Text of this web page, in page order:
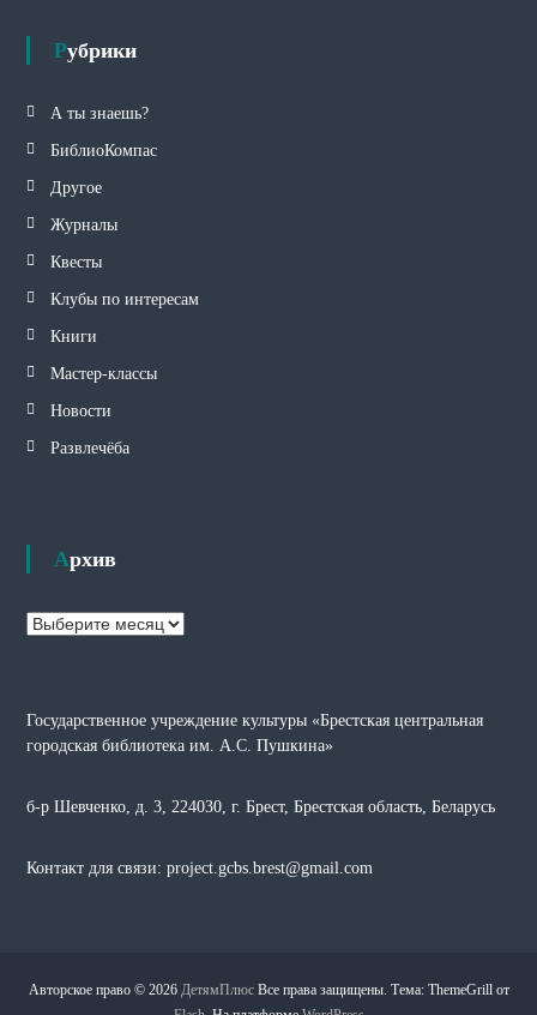
Рубрики
А ты знаешь?
БиблиоКомпас
Другое
Журналы
Квесты
Клубы по интересам
Книги
Мастер-классы
Новости
Развлечёба
Архив
А
в
Государственное учреждение культуры «Брестская центральная
городская библиотека им. А.С. Пушкина»
б-р Шевченко, д. 3, 224030, г. Брест, Брестская область, Беларусь
Контакт для связи: project.gcbs.brest@gmail.com
Авторское право © 2026 ДетямПлюсВсе права защищены. Тема: ThemeGrill от